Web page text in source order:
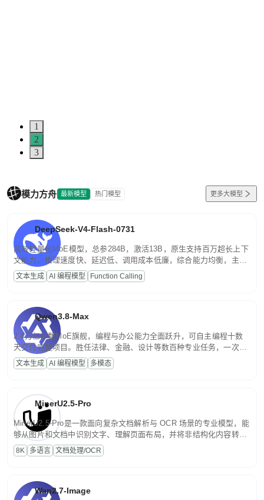
1
2
3
模力方舟 最新模型 热门模型 更多大模型
DeepSeek-V4-Flash-0731
高效轻量化MoE模型，总参284B，激活13B，原生支持百万超长上下
文能力。推理速度快、延迟低、调用成本低廉，综合能力均衡，主打
高并发、轻量化任务，适合日常对话、内容创作、基础 RAG、批量
文案处理等普惠刚需场景。
文本生成 AI 编程模型 Function Calling
Qwen3.8-Max
2.4万亿参数MoE旗舰，编程与办公能力全面跃升，可自主编程十数
天交付完整项目。胜任法律、金融、设计等数百种专业任务，一次对
话端到端交付生产级成果。原生视觉理解贯穿规划、执行与验证全流
程，支持超长文档与长视频的深度语义解析。长程任务中自主规划与
文本生成 AI 编程模型 多模态
MinerU2.5-Pro
MinerU2.5-Pro是一款面向复杂文档解析与 OCR 场景的专业模型，能
够从图片和文档中识别文字、理解页面布局，并将非结构化内容转换
为便于存储、检索和二次处理的结构化结果。
8K 多语言 文档处理/OCR
Wan2.7-Image